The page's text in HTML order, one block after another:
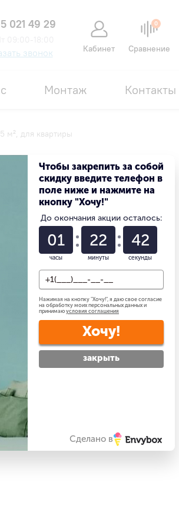
021 49 29
звонок Кабинет
0
Сравнение
Монтаж Контакты
м², для квартиры
Чтобы закрепить за собой
скидку введите телефон в
поле ниже и нажмите на
кнопку "Хочу!"
До окончания акции осталось:
01
часы
22
минуты
41
секунды
Нажимая на кнопку "Хочу!", я даю свое согласие
на обработку моих персональных данных и
принимаю условия соглашения
Хочу!
закрыть
Сделано в